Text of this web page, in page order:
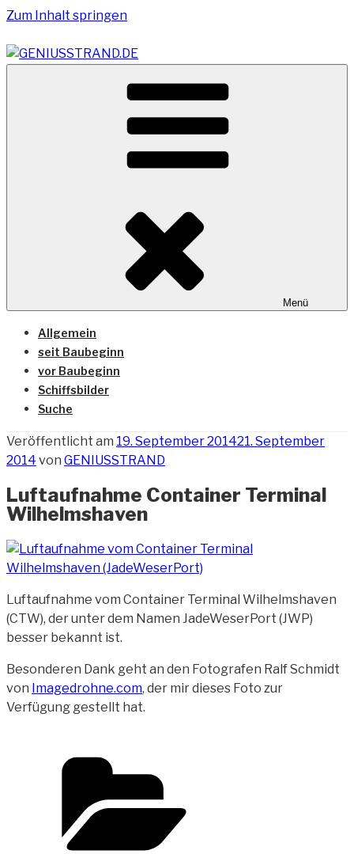
Zum Inhalt springen
GENIUSSTRAND.DE
Vom Geniusstrand zum JadeWeserPort/Container
Terminal Wilhelmshaven
Menü
Allgemein
seit Baubeginn
vor Baubeginn
Schiffsbilder
Suche
Veröffentlicht am 19. September 201421. September
2014 von GENIUSSTRAND
Luftaufnahme Container Terminal
Wilhelmshaven
Luftaufnahme vom Container Terminal Wilhelmshaven
(CTW), der unter dem Namen JadeWeserPort (JWP)
besser bekannt ist.
Besonderen Dank geht an den Fotografen Ralf Schmidt
von Imagedrohne.com, der mir dieses Foto zur
Verfügung gestellt hat.